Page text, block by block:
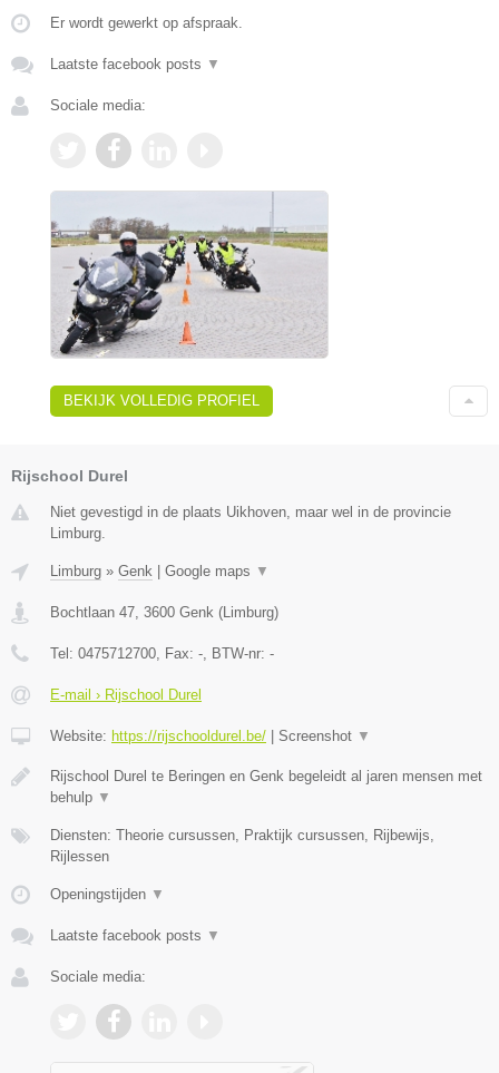
Er wordt gewerkt op afspraak.
Laatste facebook posts ▼
Sociale media:
BEKIJK VOLLEDIG PROFIEL
Rijschool Durel
Niet gevestigd in de plaats Uikhoven, maar wel in de provincie
Limburg.
Limburg » Genk Google maps ▼
Bochtlaan 47 3600 Genk ( Limburg)
Tel: 0475712700 , Fax: - , BTW-nr: -
E-mail › Rijschool Durel
Website: https://rijschooldurel.be/ Screenshot ▼
Rijschool Durel te Beringen en Genk begeleidt al jaren mensen met
behulp ▼
Diensten: Theorie cursussen, Praktijk cursussen, Rijbewijs,
Rijlessen
Openingstijden ▼
Laatste facebook posts ▼
Sociale media: